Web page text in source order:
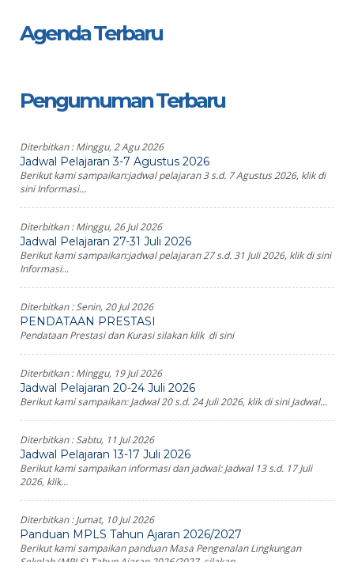
Agenda Terbaru
Pengumuman Terbaru
Diterbitkan :Minggu, 2 Agu 2026
Jadwal Pelajaran 3-7 Agustus 2026
Berikut kami sampaikan:jadwal pelajaran 3 s.d. 7 Agustus 2026, klik di
sini Informasi...
Diterbitkan :Minggu, 26 Jul 2026
Jadwal Pelajaran 27-31 Juli 2026
Berikut kami sampaikan:jadwal pelajaran 27 s.d. 31 Juli 2026, klik di sini
Informasi...
Diterbitkan :Senin, 20 Jul 2026
PENDATAAN PRESTASI
Pendataan Prestasi dan Kurasi silakan klik di sini
Diterbitkan :Minggu, 19 Jul 2026
Jadwal Pelajaran 20-24 Juli 2026
Berikut kami sampaikan: Jadwal 20 s.d. 24 Juli 2026, klik di sini Jadwal...
Diterbitkan :Sabtu, 11 Jul 2026
Jadwal Pelajaran 13-17 Juli 2026
Berikut kami sampaikan informasi dan jadwal: Jadwal 13 s.d. 17 Juli
2026, klik...
Diterbitkan :Jumat, 10 Jul 2026
Panduan MPLS Tahun Ajaran 2026/2027
Berikut kami sampaikan panduan Masa Pengenalan Lingkungan